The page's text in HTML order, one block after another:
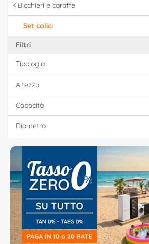
Bicchieri e caraffe
Set calici
Filtri
Tipologia
Altezza
Capacità
Diametro